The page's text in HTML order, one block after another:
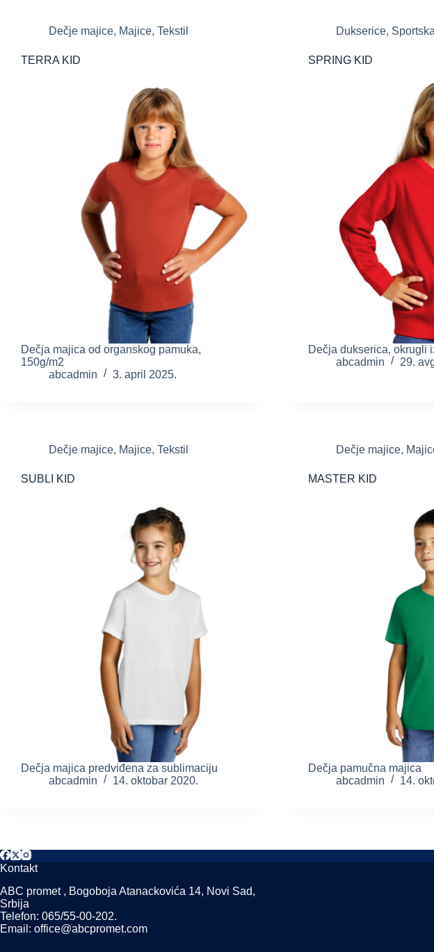
Dečje majice, Majice, Tekstil
TERRA KID
Dečja majica od organskog pamuka,
150g/m2
abcadmin
3. april 2025.
Dukserice,
SPRING KID
Dečja dukserica, okrugli
abcadmin
29.
Dečje majice, Majice, Tekstil
SUBLI KID
Dečja majica predviđena za sublimaciju
abcadmin
14. oktobar 2020.
Dečje majice,
MASTER KID
Dečja pamučna majica
abcadmin
14.
Kontakt
ABC promet , Bogoboja Atanackovića 14, Novi Sad,
Srbija
Telefon: 065/55-00-202.
Email: office@abcpromet.com